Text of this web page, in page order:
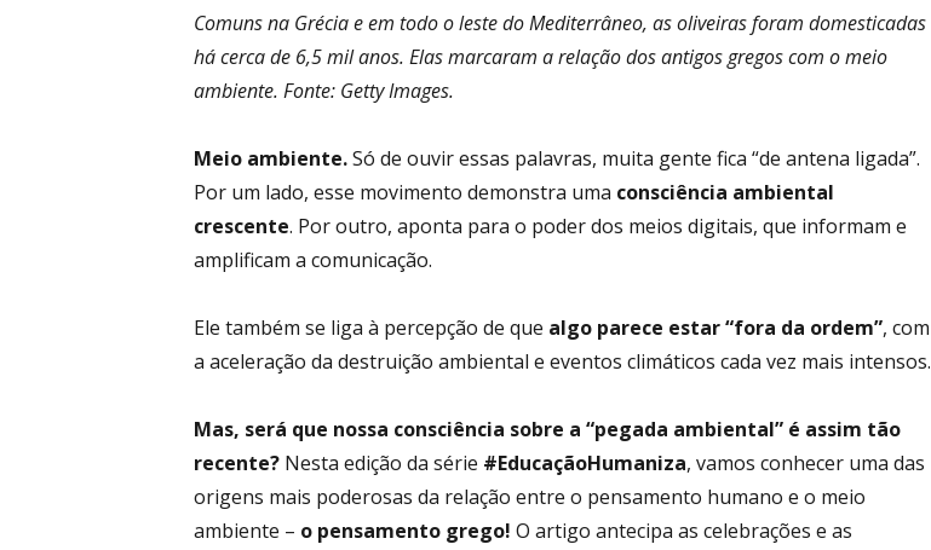
Comuns na Grécia e em todo o leste do Mediterrâneo, as oliveiras foram domesticadas
há cerca de 6,5 mil anos. Elas marcaram a relação dos antigos gregos com o meio
ambiente. Fonte: Getty Images.
Meio ambiente.Só de ouvir essas palavras, muita gente fica “de antena ligada”.
Por um lado, esse movimento demonstra uma consciência ambiental
crescente. Por outro, aponta para o poder dos meios digitais, que informam e
amplificam a comunicação.
Ele também se liga à percepção de que algo parece estar “fora da ordem”, com
a aceleração da destruição ambiental e eventos climáticos cada vez mais intensos.
Mas, será que nossa consciência sobre a “pegada ambiental” é assim tão
recente? Nesta edição da série #EducaçãoHumaniza, vamos conhecer uma das
origens mais poderosas da relação entre o pensamento humano e o meio
ambiente – o pensamento grego! O artigo antecipa as celebrações e as